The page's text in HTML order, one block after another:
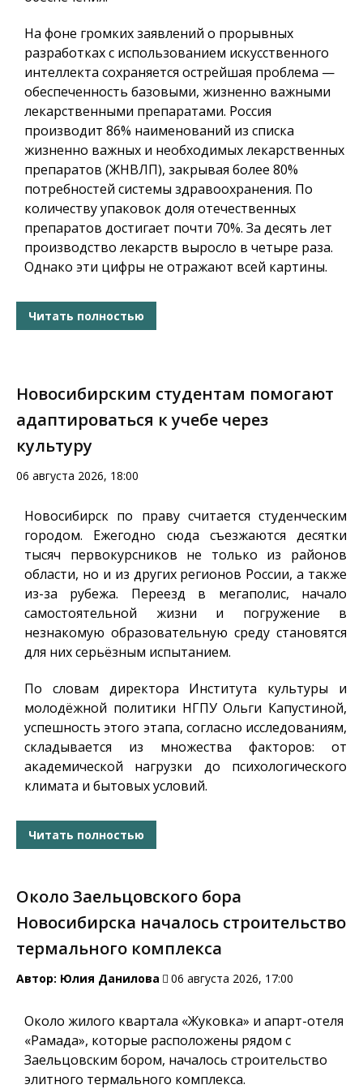
На фоне громких заявлений о прорывных
разработках с использованием искусственного
интеллекта сохраняется острейшая проблема —
обеспеченность базовыми, жизненно важными
лекарственными препаратами. Россия
производит 86% наименований из списка
жизненно важных и необходимых лекарственных
препаратов (ЖНВЛП), закрывая более 80%
потребностей системы здравоохранения. По
количеству упаковок доля отечественных
препаратов достигает почти 70%. За десять лет
производство лекарств выросло в четыре раза.
Однако эти цифры не отражают всей картины.
Читать полностью
Новосибирским студентам помогают
адаптироваться к учебе через
культуру
06 августа 2026, 18:00
Новосибирск по праву считается студенческим
городом. Ежегодно сюда съезжаются десятки
тысяч первокурсников не только из районов
области, но и из других регионов России, а также
из-за рубежа. Переезд в мегаполис, начало
самостоятельной жизни и погружение в
незнакомую образовательную среду становятся
для них серьёзным испытанием.
По словам директора Института культуры и
молодёжной политики НГПУ Ольги Капустиной,
успешность этого этапа, согласно исследованиям,
складывается из множества факторов: от
академической нагрузки до психологического
климата и бытовых условий.
Читать полностью
Около Заельцовского бора
Новосибирска началось строительство
термального комплекса
Автор: Юлия Данилова 06 августа 2026, 17:00
Около жилого квартала «Жуковка» и апарт-отеля
«Рамада», которые расположены рядом с
Заельцовским бором, началось строительство
элитного термального комплекса.